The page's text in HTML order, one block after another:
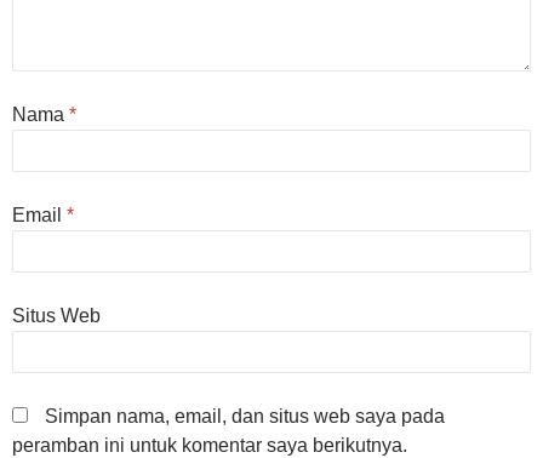
Nama *
Email *
Situs Web
Simpan nama, email, dan situs web saya pada
peramban ini untuk komentar saya berikutnya.